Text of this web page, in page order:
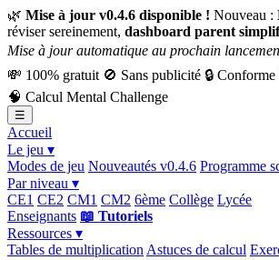
🌿 Mise à jour v0.4.6 disponible ! Nouveau :
réviser sereinement, dashboard parent
Mise à jour automatique au prochain
💸 100% gratuit 🚫 Sans publicité 🔒
🧠 Calcul Mental Challenge
☰
Accueil
Le jeu ▾
Modes de jeu Nouveautés v0.4.6 Programme
Par niveau ▾
CE1 CE2 CM1 CM2 6ème Collège Lycée
Enseignants 📖 Tutoriels
Ressources ▾
Tables de multiplication Astuces de calcul